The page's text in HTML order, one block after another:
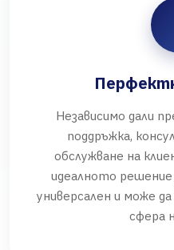
Независимо дали
поддръжка,
обслужване на
идеалното решение
универсален и може
сфера